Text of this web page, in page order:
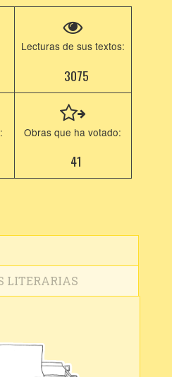
Lecturas de sus textos:
3075
Obras que ha votado:
41
LITERARIAS